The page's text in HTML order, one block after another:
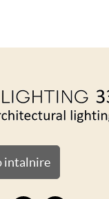
intalnire